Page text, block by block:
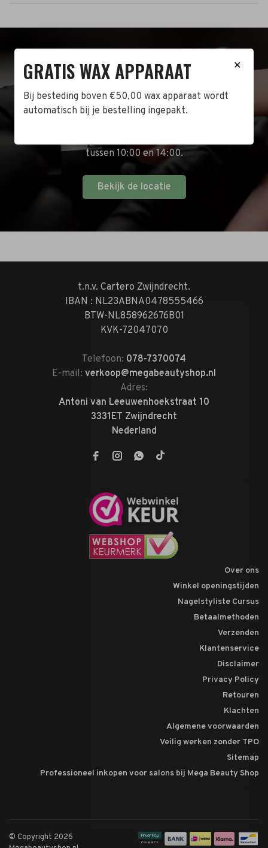
BEZOEK DE WINKEL!
Naast de online shop hebben wij ook een fysieke
winkel in Zwijndrecht! Het adres is: Antoni van
tussen 10:00 en 14:00.
Bekijk de locatie
t.n.v. Cartero Zwijndrecht.
IBAN : NL23ABNA0478555466
BTW-NL858962676B01
KVK-72047070
Telefoon: 078-7370074
E-mail: verkoop@megabeautyshop.nl
Adres:
Antoni van Leeuwenhoekstraat 10
3331ET Zwijndrecht
Nederland
Over ons
Winkel openingstijden
Nagelstyliste Cursus
Betaalmethoden
Verzenden
Klantenservice
Disclaimer
Privacy Policy
Retouren
Klachten
Algemene voorwaarden
Veilig werken zonder TPO
Sitemap
Professioneel inkopen voor salons bij Mega Beauty Shop
© Copyright 2026
✕
GRATIS WAX APPARAAT
Bij besteding boven €50,00 wax apparaat wordt
automatisch bij je bestelling ingepakt.